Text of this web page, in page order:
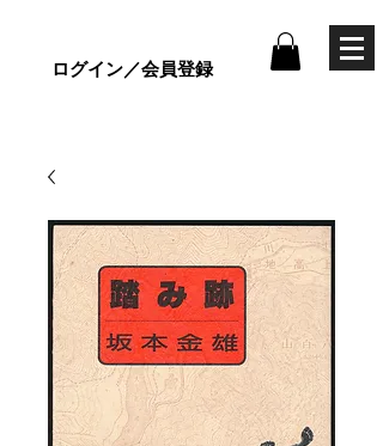
ログイン／会員登録